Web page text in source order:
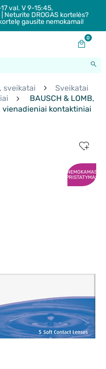
val. V 9-15:45,
Neturite DROGAS kortelės?
gausite nemokamai!
0
sveikatai
Sveikatai
BAUSCH & LOMB,
vienadieniai kontaktiniai
NEMOKAMAS
PRISTATYMAS